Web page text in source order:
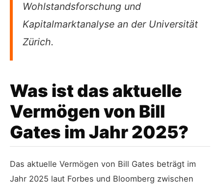
Wohlstandsforschung und
Kapitalmarktanalyse an der Universität
Zürich.
Was ist das aktuelle
Vermögen von Bill
Gates im Jahr 2025?
Das aktuelle Vermögen von Bill Gates beträgt im
Jahr 2025 laut Forbes und Bloomberg zwischen